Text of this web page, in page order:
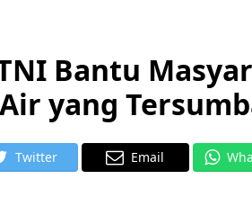
Bantu
yang
Twitter Email